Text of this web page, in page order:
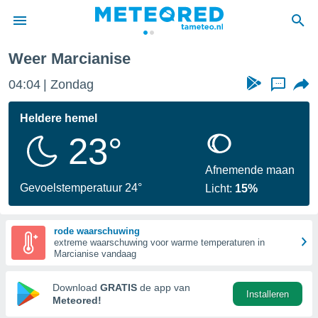
door
verstrekte
hoge
hebt de
voor
op basis
Weer Marcianise
04:04 Zondag ...
Heldere hemel
23°
Gevoelstemperatuur 24°
Afnemende maan
Licht: 15%
rode waarschuwing
extreme waarschuwing voor warme temperaturen in
Marcianise vandaag
Download GRATIS de app van
Meteored!
Installeren